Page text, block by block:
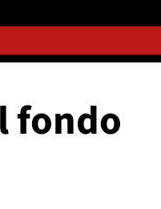
fondo